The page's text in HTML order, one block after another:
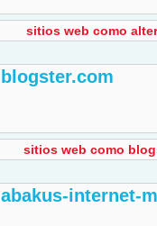
sitios web como
blogster.com
sitios web como
abakus-internet-